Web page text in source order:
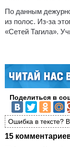
По данным
из полос. Из-за
«Сетей Тагила».
Поделиться в
Ошибка в тексте?
15